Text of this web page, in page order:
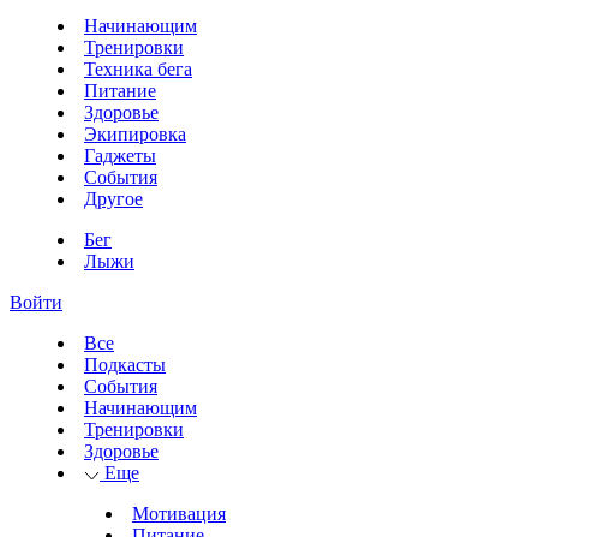
Начинающим
Тренировки
Техника бега
Питание
Здоровье
Экипировка
Гаджеты
События
Другое
Бег
Лыжи
Войти
Все
Подкасты
События
Начинающим
Тренировки
Здоровье
Еще
Мотивация